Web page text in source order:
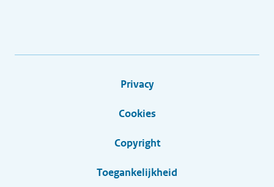
Privacy
Cookies
Copyright
Toegankelijkheid